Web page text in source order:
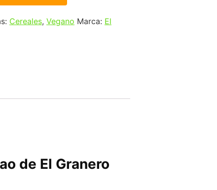
Cereales, Vegano Marca: El
de El Granero